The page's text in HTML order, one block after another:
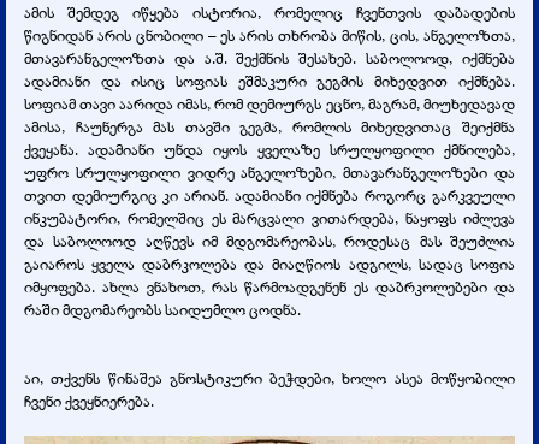
ამის შემდეგ იწყება ისტორია, რომელიც ჩვენთვის დაბადების
წიგნიდან არის ცნობილი – ეს არის თხრობა მიწის, ცის, ანგელოზთა,
მთავარანგელოზთა და ა.შ. შექმნის შესახებ. საბოლოოდ, იქმნება
ადამიანი და ისიც სოფიას ეშმაკური გეგმის მიხედვით იქმნება.
სოფიამ თავი აარიდა იმას, რომ დემიურგს ეცნო, მაგრამ, მიუხედავად
ამისა, ჩაუნერგა მას თავში გეგმა, რომლის მიხედვითაც შეიქმნა
ქვეყანა. ადამიანი უნდა იყოს ყველაზე სრულყოფილი ქმნილება,
უფრო სრულყოფილი ვიდრე ანგელოზები, მთავარანგელოზები და
თვით დემიურგიც კი არიან. ადამიანი იქმნება როგორც გარკვეული
ინკუბატორი, რომელშიც ეს მარცვალი ვითარდება, ნაყოფს იძლევა
და საბოლოოდ აღწევს იმ მდგომარეობას, როდესაც მას შეუძლია
გაიაროს ყველა დაბრკოლება და მიაღწიოს ადგილს, სადაც სოფია
იმყოფება. ახლა ვნახოთ, რას წარმოადგენენ ეს დაბრკოლებები და
რაში მდგომარეობს საიდუმლო ცოდნა.
აი, თქვენს წინაშეა გნოსტიკური ბეჭდები, ხოლო ასეა მოწყობილი
ჩვენი ქვეყნიერება.